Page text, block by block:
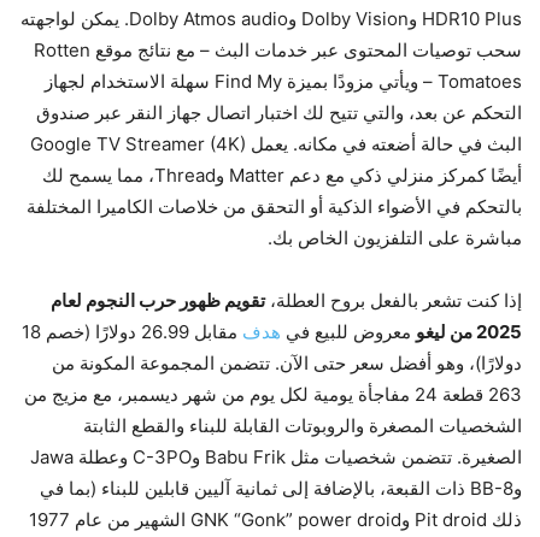
HDR10 Plus وDolby Vision وDolby Atmos audio. يمكن لواجهته
سحب توصيات المحتوى عبر خدمات البث – مع نتائج موقع Rotten
Tomatoes – ويأتي مزودًا بميزة Find My سهلة الاستخدام لجهاز
التحكم عن بعد، والتي تتيح لك اختبار اتصال جهاز النقر عبر صندوق
البث في حالة أضعته في مكانه. يعمل Google TV Streamer (4K)
أيضًا كمركز منزلي ذكي مع دعم Matter وThread، مما يسمح لك
بالتحكم في الأضواء الذكية أو التحقق من خلاصات الكاميرا المختلفة
مباشرة على التلفزيون الخاص بك.
إذا كنت تشعر بالفعل بروح العطلة،تقويم ظهور حرب النجوم لعام
2025 من ليغو
معروض للبيع في هدف
مقابل 26.99 دولارًا (خصم 18
دولارًا)، وهو أفضل سعر حتى الآن. تتضمن المجموعة المكونة من
263 قطعة 24 مفاجأة يومية لكل يوم من شهر ديسمبر، مع مزيج من
الشخصيات المصغرة والروبوتات القابلة للبناء والقطع الثابتة
الصغيرة. تتضمن شخصيات مثل Babu Frik وC-3PO وعطلة Jawa
وBB-8 ذات القبعة، بالإضافة إلى ثمانية آليين قابلين للبناء (بما في
ذلك Pit droid وGNK “Gonk” power droid الشهير من عام 1977